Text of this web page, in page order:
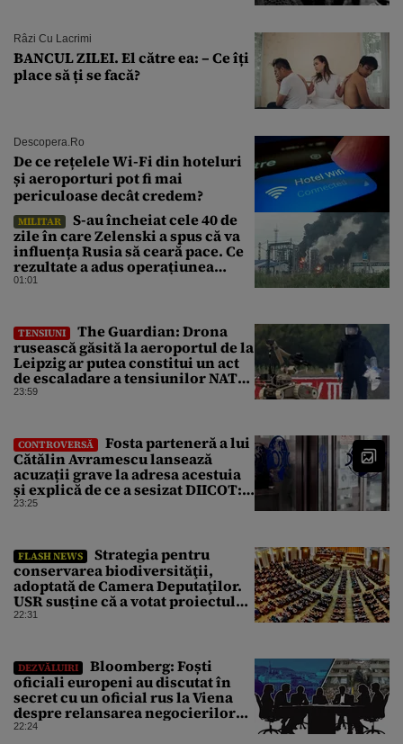
Râzi Cu Lacrimi
BANCUL ZILEI. El către ea: – Ce îți
place să ți se facă?
Descopera.ro
De ce rețelele Wi-Fi din hoteluri
și aeroporturi pot fi mai
periculoase decât credem?
MILITAR
S-au încheiat cele 40 de
zile în care Zelenski a spus că va
influența Rusia să ceară pace. Ce
rezultate a adus operațiunea
Kievului
01:01
TENSIUNI
The Guardian: Drona
rusească găsită la aeroportul de la
Leipzig ar putea constitui un act
de escaladare a tensiunilor NATO-
Rusia
23:59
CONTROVERSĂ
Fosta parteneră a lui
Cătălin Avramescu lansează
acuzații grave la adresa acestuia
și explică de ce a sesizat DIICOT:
„Făcea baie complet dezbrăcat cu
23:25
FLASH NEWS
Strategia pentru
conservarea biodiversităţii,
adoptată de Camera Deputaţilor.
USR susține că a votat proiectul
cu amendamentele PSD pentru a
22:31
DEZVĂLUIRI
Bloomberg: Foști
oficiali europeni au discutat în
secret cu un oficial rus la Viena
despre relansarea negocierilor
de pace dintre Ucraina și Rusia
22:24